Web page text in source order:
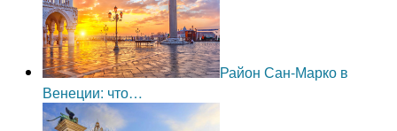
Район Сан-Марко в
Венеции: что…